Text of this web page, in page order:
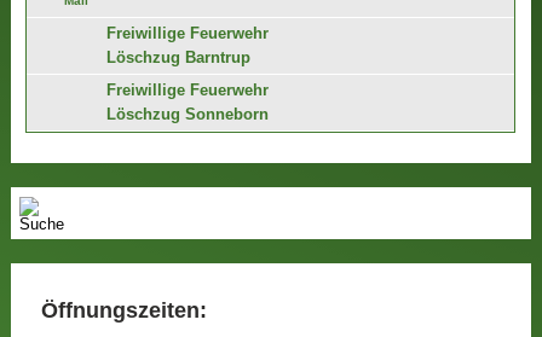
Freiwillige Feuerwehr
Löschzug Barntrup
Freiwillige Feuerwehr
Löschzug Sonneborn
Öffnungszeiten: